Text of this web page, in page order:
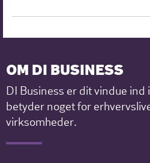
OM DI BUSINESS
DI Business er dit vindue ind
betyder noget for
virksomheder.